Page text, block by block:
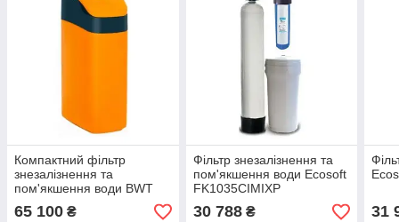
Компактний фільтр
знезалізнення та
пом'якшення води BWT
Perla Silk Ecomix
65 100 ₴
Фільтр знезалізнення та
пом'якшення води Ecosoft
FK1035CIMIXP
30 788₴ 31